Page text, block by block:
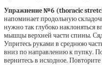
Упражнение №6 (thoracic
напоминает продольную
нужно так глубоко наклоняться
мышцы верхней части спины.
Упритесь руками в среднюю
вниз по направлению к пупку.
вернитесь в исходное. Повторите